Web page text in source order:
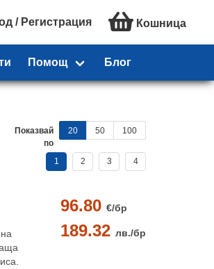
/ Регистрация Кошница
Помощ Блог
Показвай
по
20 50 100
1 2 3 4
96.80 €/бр
189.32 лв./бр